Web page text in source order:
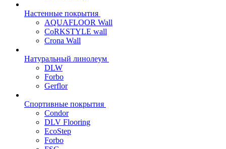
Настенные покрытия
AQUAFLOOR Wall
CoRKSTYLE wall
Crona Wall
Натуральный линолеум
DLW
Forbo
Gerflor
Спортивные покрытия
Condor
DLV Flooring
EcoStep
Forbo